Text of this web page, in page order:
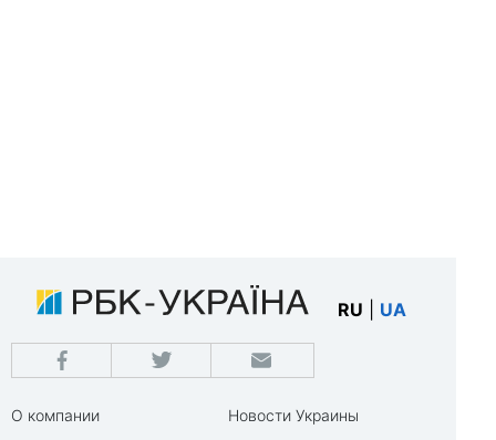
RU UA
О компании
Новости Украины